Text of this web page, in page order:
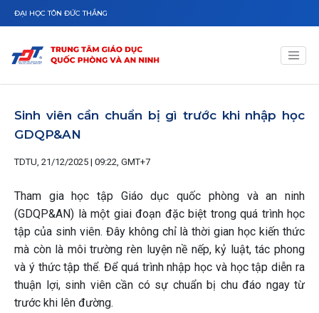
Nhảy đến nội dung
ĐẠI HỌC TÔN ĐỨC THẮNG
Sinh viên cần chuẩn bị gì trước khi nhập học
GDQP&AN
TDTU, 21/12/2025 | 09:22, GMT+7
Tham gia học tập Giáo dục quốc phòng và an ninh
(GDQP&AN) là một giai đoạn đặc biệt trong quá trình học
tập của sinh viên. Đây không chỉ là thời gian học kiến thức
mà còn là môi trường rèn luyện nề nếp, kỷ luật, tác phong
và ý thức tập thể. Để quá trình nhập học và học tập diễn ra
thuận lợi, sinh viên cần có sự chuẩn bị chu đáo ngay từ
trước khi lên đường.